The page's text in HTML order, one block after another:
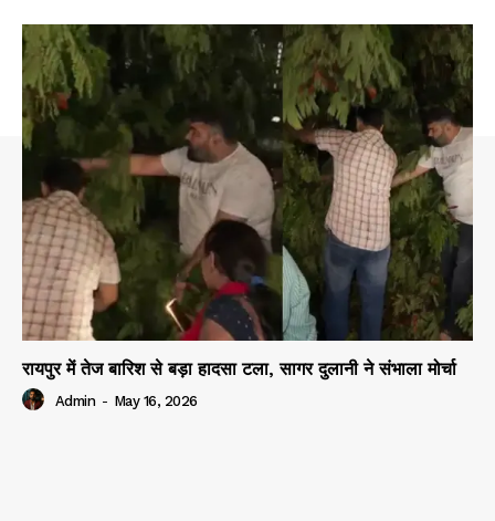
रायपुर में तेज बारिश से बड़ा हादसा टला, सागर दुलानी ने संभाला मोर्चा
Admin - May 16, 2026